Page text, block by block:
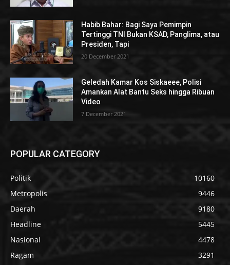
Habib Bahar: Bagi Saya Pemimpin
Tertinggi TNI Bukan KSAD, Panglima, atau
Presiden, Tapi
20 December 2021
Geledah Kamar Kos Siskaeee, Polisi
Amankan Alat Bantu Seks hingga Ribuan
Video
7 December 2021
POPULAR CATEGORY
Politik
10160
Metropolis
9446
Daerah
9180
Headline
5445
Nasional
4478
Ragam
3291